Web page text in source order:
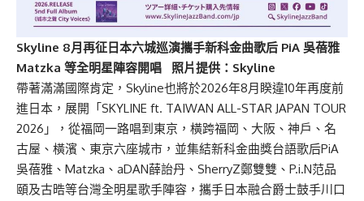
Skyline 8月再征日本六城巡演攜手新科金曲歌后 PiA 吳蓓雅
Matzka 等全明星陣容開唱 照片提供：Skyline
帶著滿滿國際肯定，Skyline也將於2026年8月睽違10年再度前
進日本，展開「SKYLINE ft. TAIWAN ALL-STAR JAPAN TOUR
2026」，從福岡一路唱到東京，橫跨福岡、大阪、神戶、名
古屋、橫濱、東京六座城市，並集結新科金曲獎台語歌后PiA
吳蓓雅、Matzka、aDAN薛詒丹、SherryZ鄭雙雙、P.i.N范品
頤及古晧等台灣全明星歌手陣容，攜手日本融合爵士鼓手川口